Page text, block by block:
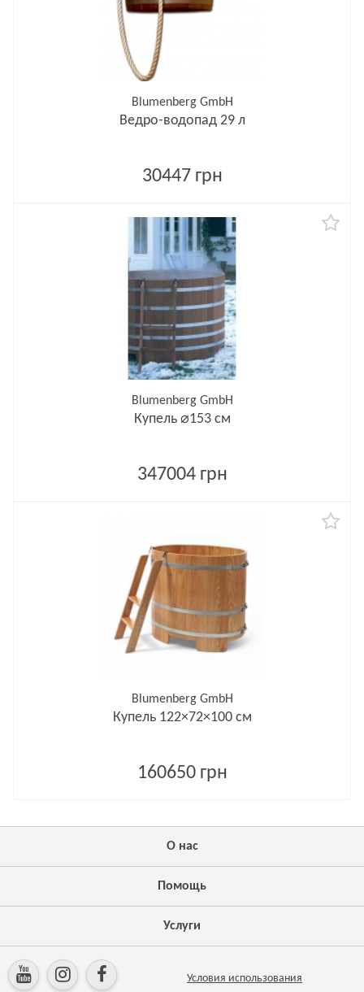
Blumenberg GmbH
Ведро-водопад 29 л
30447 грн
Blumenberg GmbH
Купель ⌀153 см
347004 грн
Blumenberg GmbH
Купель 122×72×100 см
160650 грн
О нас
Помощь
Услуги
Условия использования